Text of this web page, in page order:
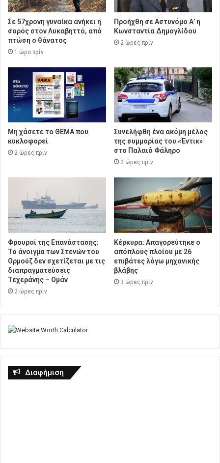
Σε 57χρονη γυναίκα ανήκει η
σορός στον Λυκαβηττό, από
πτώση ο θάνατος
1 ώρα πρίν
Προήχθη σε Αστυνόμο Α’ η
Κωνσταντία Δημογλίδου
2 ώρες πρίν
Μη χάσετε το ΘΕΜΑ που
κυκλοφορεί
2 ώρες πρίν
Συνελήφθη ένα ακόμη μέλος
της συμμορίας του «Έντικ»
στο Παλαιό Φάληρο
2 ώρες πρίν
Φρουροί της Επανάστασης:
Το άνοιγμα των Στενών του
Ορμούζ δεν σχετίζεται με τις
διαπραγματεύσεις
Τεχεράνης – Ομάν
2 ώρες πρίν
Κέρκυρα: Απαγορεύτηκε ο
απόπλους πλοίου με 26
επιβάτες λόγω μηχανικής
βλάβης
3 ώρες πρίν
Διαφήμιση